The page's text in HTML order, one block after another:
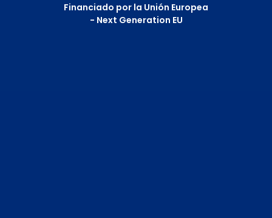
Financiado por la Unión Europea
- Next Generation EU